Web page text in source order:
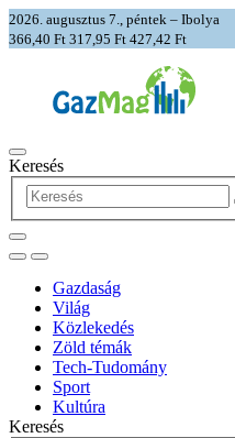
2026. augusztus 7., péntek – Ibolya
366,40 Ft 317,95 Ft 427,42 Ft
Keresés
Gazdaság
Világ
Közlekedés
Zöld témák
Tech-Tudomány
Sport
Kultúra
Keresés